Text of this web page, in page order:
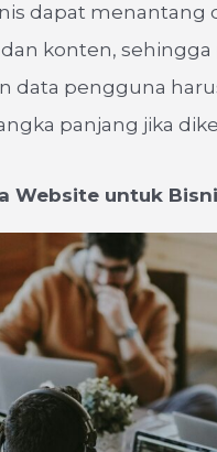
dapat menantang
konten,
data pengguna
panjang jika
Website untuk